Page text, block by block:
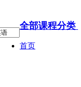
全部课程分类
首页